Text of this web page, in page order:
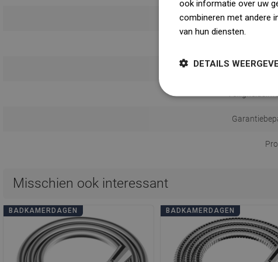
Misschien ook interessant
BADKAMERDAGEN BADKAMERDAGEN
ook informatie over uw
combineren met andere
van hun diensten.
DETAILS